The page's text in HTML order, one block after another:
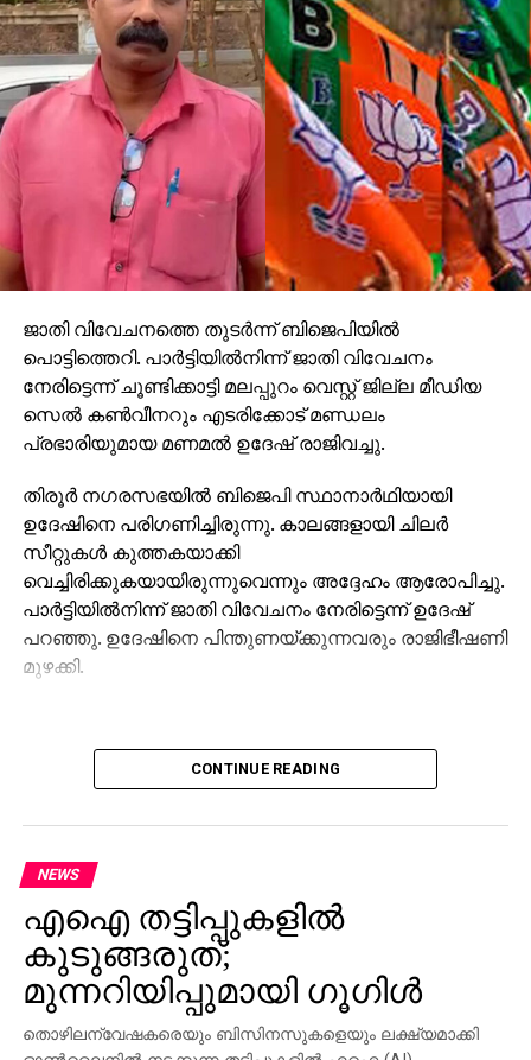
ജാതി വിവേചനത്തെ തുടര്‍ന്ന് ബിജെപിയില്‍
പൊട്ടിത്തെറി. പാര്‍ട്ടിയില്‍നിന്ന് ജാതി വിവേചനം
നേരിട്ടെന്ന് ചൂണ്ടിക്കാട്ടി മലപ്പുറം വെസ്റ്റ് ജില്ല മീഡിയ
സെല്‍ കണ്‍വീനറും എടരിക്കോട് മണ്ഡലം
പ്രഭാരിയുമായ മണമല്‍ ഉദേഷ് രാജിവച്ചു.
തിരൂര്‍ നഗരസഭയില്‍ ബിജെപി സ്ഥാനാര്‍ഥിയായി
ഉദേഷിനെ പരിഗണിച്ചിരുന്നു. കാലങ്ങളായി ചിലര്‍
സീറ്റുകള്‍ കുത്തകയാക്കി
വെച്ചിരിക്കുകയായിരുന്നുവെന്നും അദ്ദേഹം ആരോപിച്ചു.
പാര്‍ട്ടിയില്‍നിന്ന് ജാതി വിവേചനം നേരിട്ടെന്ന് ഉദേഷ്
പറഞ്ഞു. ഉദേഷിനെ പിന്തുണയ്ക്കുന്നവരും രാജിഭീഷണി
മുഴക്കി.
CONTINUE READING
NEWS
എഐ തട്ടിപ്പുകളില്‍
കുടുങ്ങരുത്;
മുന്നറിയിപ്പുമായി ഗൂഗിള്‍
തൊഴിലന്വേഷകരെയും ബിസിനസുകളെയും ലക്ഷ്യമാക്കി